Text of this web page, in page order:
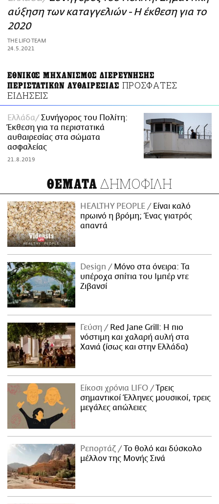
ΑΜΠΑ
PRINT
αύξηση των καταγγελιών - Η έκθεση για το
2020
THE LIFO TEAM
24.5.2021
ΕΘΝΙΚΟΣ ΜΗΧΑΝΙΣΜΟΣ ΔΙΕΡΕΥΝΗΣΗΣ
ΠΕΡΙΣΤΑΤΙΚΩΝ ΑΥΘΑΙΡΕΣΙΑΣ ΠΡΟΣΦΑΤΕΣ
ΕΙΔΗΣΕΙΣ
Ελλάδα
Συνήγορος του Πολίτη:
Έκθεση για τα περιστατικά
αυθαιρεσίας στα σώματα
ασφαλείας
21.8.2019
ΘΕΜΑΤΑ ΔΗΜΟΦΙΛΗ
HEALTHY PEOPLE
Είναι καλό
πρωινό η βρόμη; Ένας γιατρός
απαντά
Design
Μόνο στα όνειρα: Τα
υπέροχα σπίτια του Ιμπέρ ντε
Ζιβανσί
Γεύση
Red Jane Grill: Η πιο
νόστιμη και χαλαρή αυλή στα
Χανιά (ίσως και στην Ελλάδα)
Είκοσι χρόνια LIFO
Tρεις
σημαντικοί Έλληνες μουσικοί, τρεις
μεγάλες απώλειες
Ρεπορτάζ
Το θολό και δύσκολο
μέλλον της Μονής Σινά